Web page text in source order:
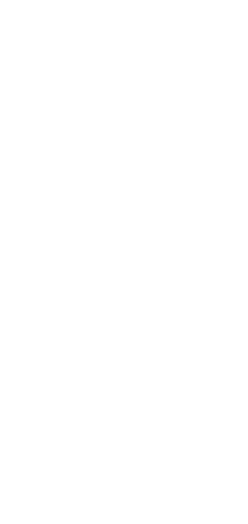
\frac{ad + cb}{bd}
\frac{ac}{bd}